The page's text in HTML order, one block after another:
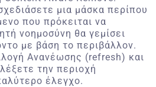
μια μάσκα περίπου
που πρόκειται να
νοημοσύνη θα γεμίσει
με βάση το περιβάλλον.
Ανανέωσης (refresh) και
την περιοχή
έλεγχο.